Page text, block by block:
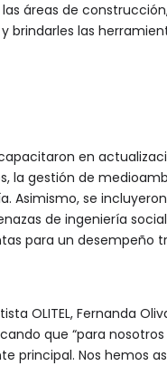
áreas de
las
en
la gestión de
Asimismo, se
de ingeniería
para un desempeño
OLITEL, Fernanda
que “para
principal. Nos hemos